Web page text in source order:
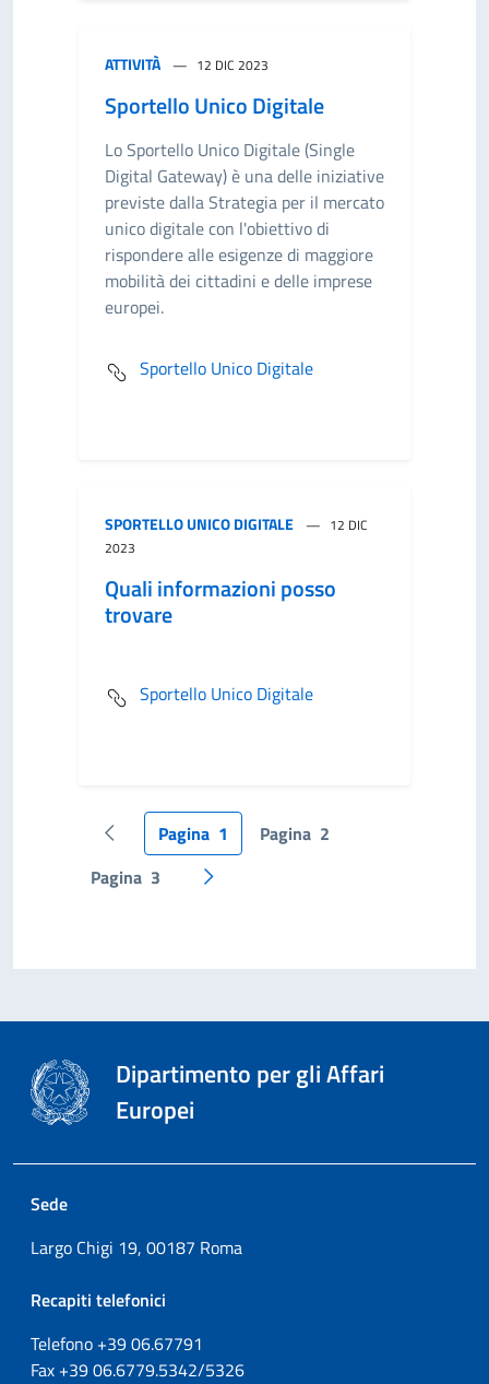
ATTIVITÀ 12 DIC 2023
Sportello Unico Digitale
Lo Sportello Unico Digitale (Single
Digital Gateway) è una delle iniziative
previste dalla Strategia per il mercato
unico digitale con l'obiettivo di
rispondere alle esigenze di maggiore
mobilità dei cittadini e delle imprese
europei.
Sportello Unico Digitale
SPORTELLO UNICO DIGITALE
12 DIC
2023
Quali informazioni posso
trovare
Sportello Unico Digitale
Pagina precedente
Pagina 1 Pagina 2
Pagina 3 Pagina successiva
Dipartimento per gli Affari
Europei
Sede
Largo Chigi 19, 00187 Roma
Recapiti telefonici
Telefono +3906.67791
Fax +3906.6779.5342/5326